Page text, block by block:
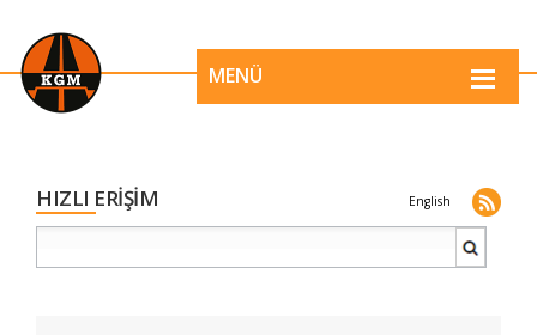
MENÜ
HIZLI ERİŞİM English